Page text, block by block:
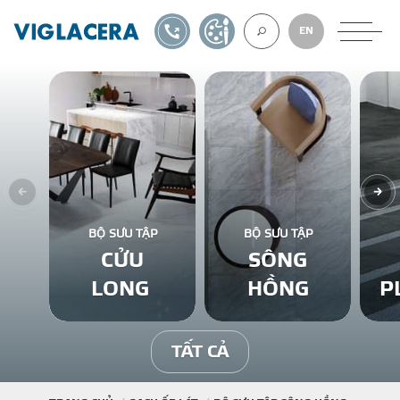
VỀ CHÚNG
GẠCH ỐP LÁT
BÊ TÔNG KHÍ
NGÓI LỢP
EN
1900561582TỰ THIẾT KẾ
BỘ SƯU TẬP
CỬU
LONG
BỘ SƯU TẬP
SÔNG
HỒNG
TẤT CẢ